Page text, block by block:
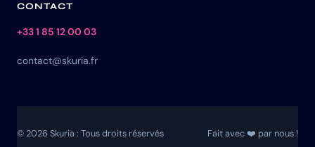
CONTACT
+33 1 85 12 00 03
contact@skuria.fr
© 2026 Skuria : Tous droits réservés Fait avec ❤️ par nous !